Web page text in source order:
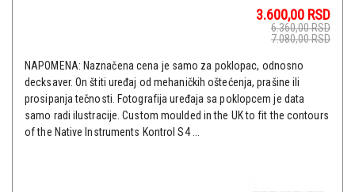
3.600,00 RSD
6.360,00RSD
7.080,00RSD
NAPOMENA: Naznačena cena je samo za poklopac, odnosno
decksaver. On štiti uređaj od mehaničkih oštećenja, prašine ili
prosipanja tečnosti. Fotografija uređaja sa poklopcem je data
samo radi ilustracije. Custom moulded in the UK to fit the contours
of the Native Instruments Kontrol S4 ...